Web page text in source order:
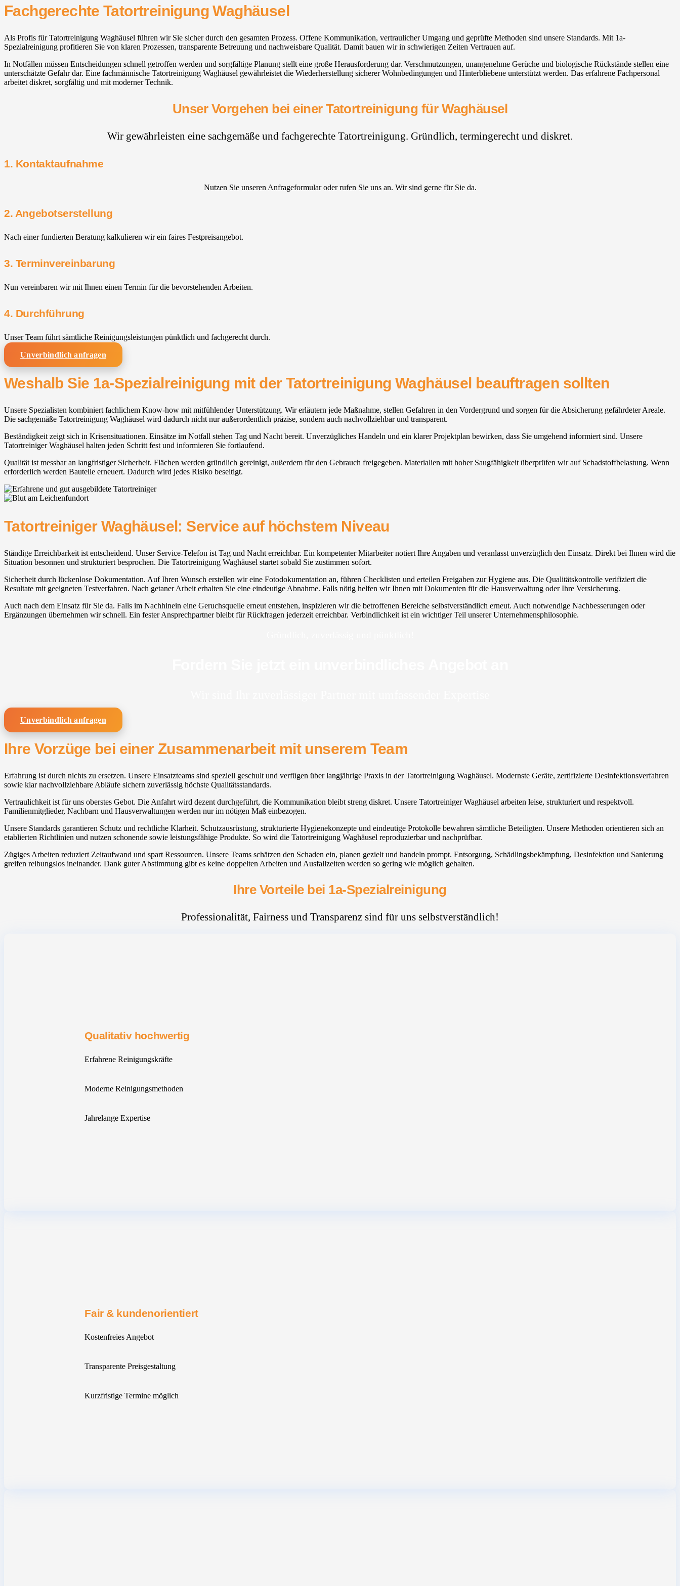
Fachgerechte Tatortreinigung Waghäusel
Als Profis für Tatortreinigung Waghäusel führen wir Sie sicher durch den gesamten Prozess. Offene Kommunikation, vertraulicher Umgang und geprüfte Methoden sind unsere Standards. Mit 1a-
Spezialreinigung profitieren Sie von klaren Prozessen, transparente Betreuung und nachweisbare Qualität. Damit bauen wir in schwierigen Zeiten Vertrauen auf.
In Notfällen müssen Entscheidungen schnell getroffen werden und sorgfältige Planung stellt eine große Herausforderung dar. Verschmutzungen, unangenehme Gerüche und biologische Rückstände stellen eine
unterschätzte Gefahr dar. Eine fachmännische Tatortreinigung Waghäusel gewährleistet die Wiederherstellung sicherer Wohnbedingungen und Hinterbliebene unterstützt werden. Das erfahrene Fachpersonal
arbeitet diskret, sorgfältig und mit moderner Technik.
Unser Vorgehen bei einer Tatortreinigung für Waghäusel
Wir gewährleisten eine sachgemäße und fachgerechte Tatortreinigung. Gründlich, termingerecht und diskret.
1. Kontaktaufnahme
Nutzen Sie unseren Anfrageformular oder rufen Sie uns an. Wir sind gerne für Sie da.
2. Angebotserstellung
Nach einer fundierten Beratung kalkulieren wir ein faires Festpreisangebot.
3. Terminvereinbarung
Nun vereinbaren wir mit Ihnen einen Termin für die bevorstehenden Arbeiten.
4. Durchführung
Unser Team führt sämtliche Reinigungsleistungen pünktlich und fachgerecht durch.
Unverbindlich anfragen
Weshalb Sie 1a-Spezialreinigung mit der Tatortreinigung Waghäusel beauftragen sollten
Unsere Spezialisten kombiniert fachlichem Know-how mit mitfühlender Unterstützung. Wir erläutern jede Maßnahme, stellen Gefahren in den Vordergrund und sorgen für die Absicherung gefährdeter Areale.
Die sachgemäße Tatortreinigung Waghäusel wird dadurch nicht nur außerordentlich präzise, sondern auch nachvollziehbar und transparent.
Beständigkeit zeigt sich in Krisensituationen. Einsätze im Notfall stehen Tag und Nacht bereit. Unverzügliches Handeln und ein klarer Projektplan bewirken, dass Sie umgehend informiert sind. Unsere
Tatortreiniger Waghäusel halten jeden Schritt fest und informieren Sie fortlaufend.
Qualität ist messbar an langfristiger Sicherheit. Flächen werden gründlich gereinigt, außerdem für den Gebrauch freigegeben. Materialien mit hoher Saugfähigkeit überprüfen wir auf Schadstoffbelastung. Wenn
erforderlich werden Bauteile erneuert. Dadurch wird jedes Risiko beseitigt.
Tatortreiniger Waghäusel: Service auf höchstem Niveau
Ständige Erreichbarkeit ist entscheidend. Unser Service-Telefon ist Tag und Nacht erreichbar. Ein kompetenter Mitarbeiter notiert Ihre Angaben und veranlasst unverzüglich den Einsatz. Direkt bei Ihnen wird die
Situation besonnen und strukturiert besprochen. Die Tatortreinigung Waghäusel startet sobald Sie zustimmen sofort.
Sicherheit durch lückenlose Dokumentation. Auf Ihren Wunsch erstellen wir eine Fotodokumentation an, führen Checklisten und erteilen Freigaben zur Hygiene aus. Die Qualitätskontrolle verifiziert die
Resultate mit geeigneten Testverfahren. Nach getaner Arbeit erhalten Sie eine eindeutige Abnahme. Falls nötig helfen wir Ihnen mit Dokumenten für die Hausverwaltung oder Ihre Versicherung.
Auch nach dem Einsatz für Sie da. Falls im Nachhinein eine Geruchsquelle erneut entstehen, inspizieren wir die betroffenen Bereiche selbstverständlich erneut. Auch notwendige Nachbesserungen oder
Ergänzungen übernehmen wir schnell. Ein fester Ansprechpartner bleibt für Rückfragen jederzeit erreichbar. Verbindlichkeit ist ein wichtiger Teil unserer Unternehmensphilosophie.
Unverbindlich anfragen
Ihre Vorzüge bei einer Zusammenarbeit mit unserem Team
Erfahrung ist durch nichts zu ersetzen. Unsere Einsatzteams sind speziell geschult und verfügen über langjährige Praxis in der Tatortreinigung Waghäusel. Modernste Geräte, zertifizierte Desinfektionsverfahren
sowie klar nachvollziehbare Abläufe sichern zuverlässig höchste Qualitätsstandards.
Vertraulichkeit ist für uns oberstes Gebot. Die Anfahrt wird dezent durchgeführt, die Kommunikation bleibt streng diskret. Unsere Tatortreiniger Waghäusel arbeiten leise, strukturiert und respektvoll.
Familienmitglieder, Nachbarn und Hausverwaltungen werden nur im nötigen Maß einbezogen.
Unsere Standards garantieren Schutz und rechtliche Klarheit. Schutzausrüstung, strukturierte Hygienekonzepte und eindeutige Protokolle bewahren sämtliche Beteiligten. Unsere Methoden orientieren sich an
etablierten Richtlinien und nutzen schonende sowie leistungsfähige Produkte. So wird die Tatortreinigung Waghäusel reproduzierbar und nachprüfbar.
Zügiges Arbeiten reduziert Zeitaufwand und spart Ressourcen. Unsere Teams schätzen den Schaden ein, planen gezielt und handeln prompt. Entsorgung, Schädlingsbekämpfung, Desinfektion und Sanierung
greifen reibungslos ineinander. Dank guter Abstimmung gibt es keine doppelten Arbeiten und Ausfallzeiten werden so gering wie möglich gehalten.
Ihre Vorteile bei 1a-Spezialreinigung
Professionalität, Fairness und Transparenz sind für uns selbstverständlich!
Qualitativ hochwertig
Erfahrene Reinigungskräfte
Moderne Reinigungsmethoden
Jahrelange Expertise
Fair & kundenorientiert
Kostenfreies Angebot
Transparente Preisgestaltung
Kurzfristige Termine möglich